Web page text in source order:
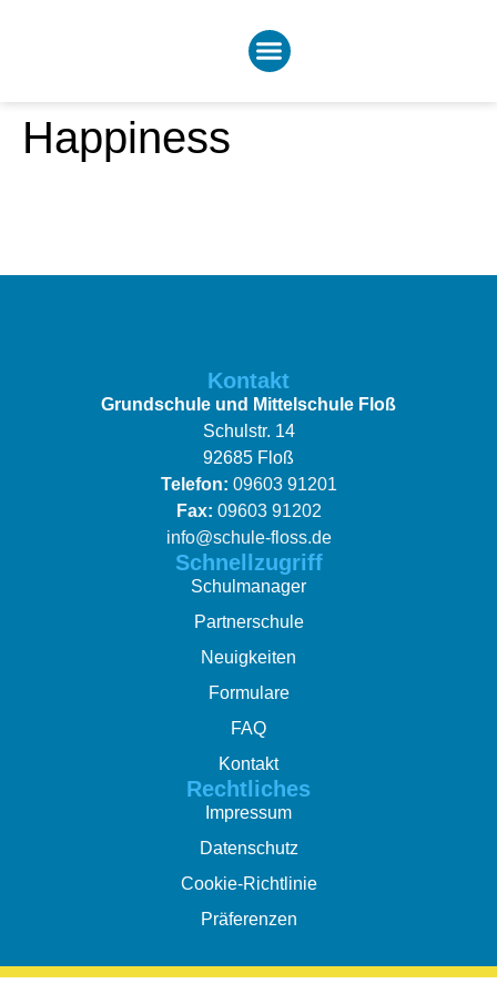
Happiness
Kontakt
Grundschule und Mittelschule Floß
Schulstr. 14
92685 Floß
Telefon: 09603 91201
Fax: 09603 91202
info@schule-floss.de
Schnellzugriff
Schulmanager
Partnerschule
Neuigkeiten
Formulare
FAQ
Kontakt
Rechtliches
Impressum
Datenschutz
Cookie-Richtlinie
Präferenzen